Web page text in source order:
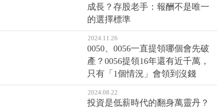
成長？存股老手：報酬不是唯一
的選擇標準
2024.11.26
0050、0056一直提領哪個會先破
產？0056提領16年還有近千萬，
只有「1個情況」會領到沒錢
2024.08.22
投資是低薪時代的翻身萬靈丹？